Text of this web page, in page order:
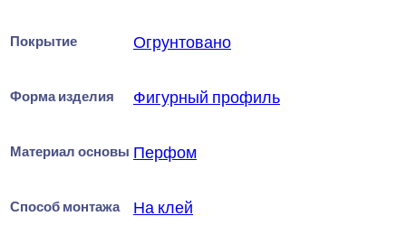
Покрытие Огрунтовано
Форма изделия Фигурный профиль
Материал основы Перфом
Способ монтажа На клей